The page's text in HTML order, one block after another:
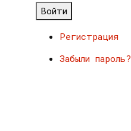
Войти
Регистрация
Забыли пароль?